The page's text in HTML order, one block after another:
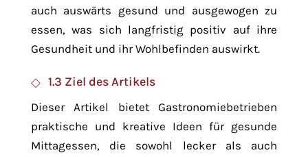
auch auswärts gesund und ausgewogen zu
essen, was sich langfristig positiv auf ihre
Gesundheit und ihr Wohlbefinden auswirkt.
1.3 Ziel des Artikels
Dieser Artikel bietet Gastronomiebetrieben
praktische und kreative Ideen für gesunde
Mittagessen, die sowohl lecker als auch